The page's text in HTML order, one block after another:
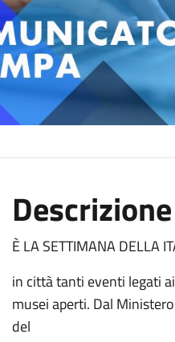
Descrizione
È LA SETTIMANA DELLA
in città tanti eventi legati
musei aperti. Dal
del